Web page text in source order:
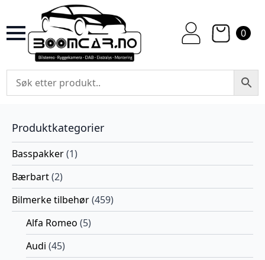
0
Produktkategorier
Basspakker(1)
Bærbart(2)
Bilmerke tilbehør(459)
Alfa Romeo (5)
Audi (45)